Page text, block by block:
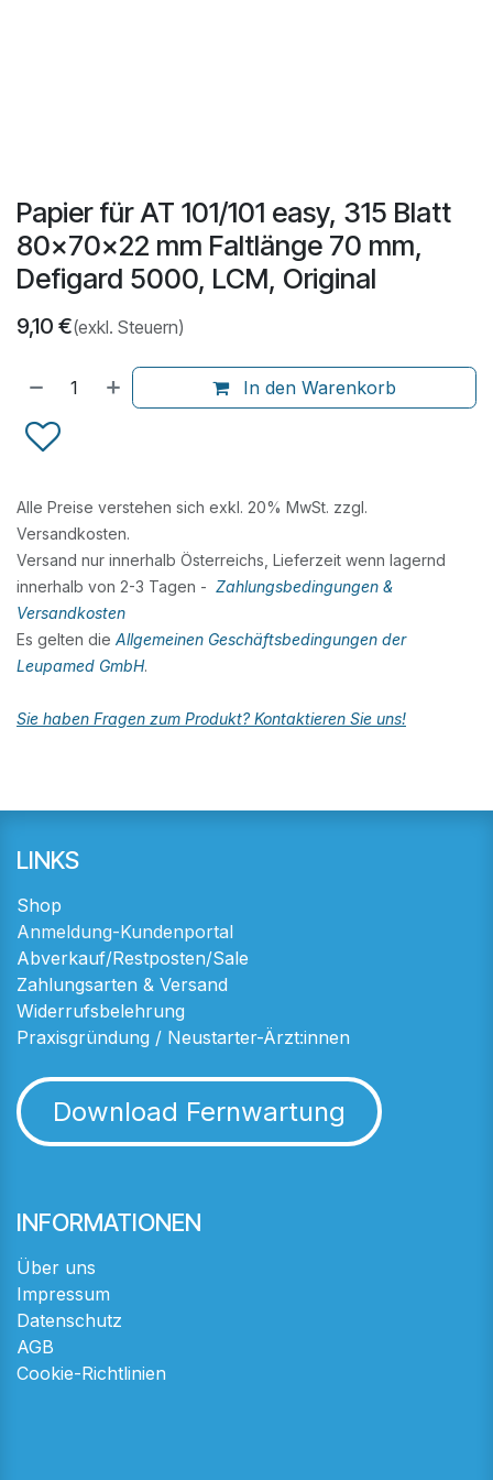
Papier für AT 101/101 easy, 315 Blatt
80x70x22 mm Faltlänge 70 mm,
Defigard 5000, LCM, Original
9,10 €(exkl. Steuern)
In den Warenkorb
Alle Preise verstehen sich exkl. 20% MwSt. zzgl.
Versandkosten.
Versand nur innerhalb Österreichs, Lieferzeit wenn lagernd
innerhalb von 2-3 Tagen - Zahlungsbedingungen &
Versandkosten
Es gelten die Allgemeinen Geschäftsbedingungen der
Leupamed GmbH.
Sie haben Fragen zum Produkt? Kontaktieren Sie uns!
LINKS
Shop
Anmeldung-Kundenportal
Abverkauf/Restposten/Sale
Zahlungsarten & Versand
Widerrufsbelehrung
Praxisgründung / Neustarter-Ärzt:innen
Download Fernwartung
INFORMATIONEN
Über uns
Impressum
Datenschutz
AGB
Cookie-Richtlinien